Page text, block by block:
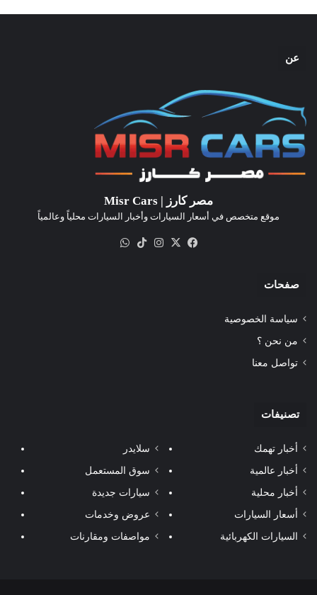
عن
مصر كارز | Misr Cars
موقع متخصص في أسعار السيارات وأخبار السيارات محلياً وعالمياً
فيسبوك
‫X انستقرام‫TikTok
صفحات
سياسة الخصوصية
من نحن ؟
تواصل معنا
تصنيفات
أخبار تهمك
أخبار عالمية
أخبار محلية
أسعار السيارات
السيارات الكهربائية
سلايدر
سوق المستعمل
سيارات جديدة
عروض وخدمات
مواصفات ومقارنات